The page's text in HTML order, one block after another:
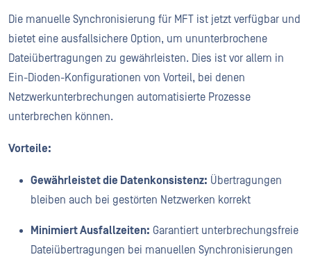
Die manuelle Synchronisierung für MFT ist jetzt verfügbar und
bietet eine ausfallsichere Option, um ununterbrochene
Dateiübertragungen zu gewährleisten. Dies ist vor allem in
Ein-Dioden-Konfigurationen von Vorteil, bei denen
Netzwerkunterbrechungen automatisierte Prozesse
unterbrechen können.
Vorteile:
Gewährleistet die Datenkonsistenz: Übertragungen
bleiben auch bei gestörten Netzwerken korrekt
Minimiert Ausfallzeiten: Garantiert unterbrechungsfreie
Dateiübertragungen bei manuellen Synchronisierungen